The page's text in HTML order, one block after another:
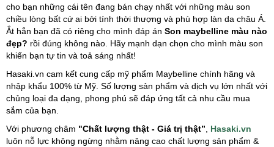
cho bạn những cái tên đang bán chạy nhất với những màu son
chiều lòng bất cứ ai bởi tính thời thượng và phù hợp làn da châu Á.
Ắt hẳn bạn đã có riêng cho mình đáp án Son maybelline màu nào
đẹp? rồi đúng không nào. Hãy mạnh dạn chọn cho mình màu son
khiến bạn tự tin và toả sáng nhất!
Hasaki.vn cam kết cung cấp mỹ phẩm Maybelline chính hãng và
nhập khẩu 100% từ Mỹ. Số lượng sản phẩm và dịch vụ lớn nhất với
chủng loại đa dạng, phong phú sẽ đáp ứng tất cả nhu cầu mua
sắm của bạn.
Với phương châm "Chất lượng thật - Giá trị thật”
Hasaki.vn
luôn nỗ lực không ngừng nhằm nâng cao chất lượng sản phẩm &